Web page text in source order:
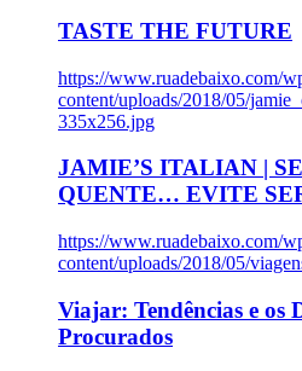
TASTE THE FUTURE
https://www.ruadebaixo.com/
content/uploads/2018/05/
335x256.jpg
JAMIE’S ITALIAN |
QUENTE… EVITE
https://www.ruadebaixo.com/
content/uploads/2018/05/
Viajar: Tendências e os
Procurados